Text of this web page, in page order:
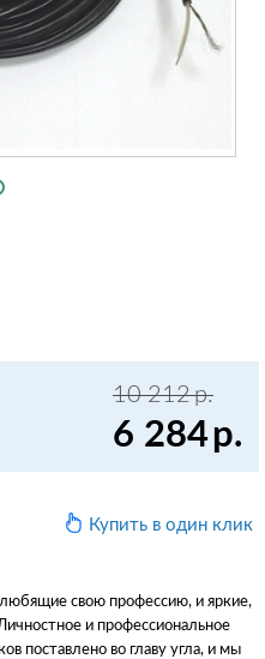
10 212р.
6 284р.
Купить в один клик
свою профессию, и яркие,
и профессиональное
поставлено во главу угла, и мы